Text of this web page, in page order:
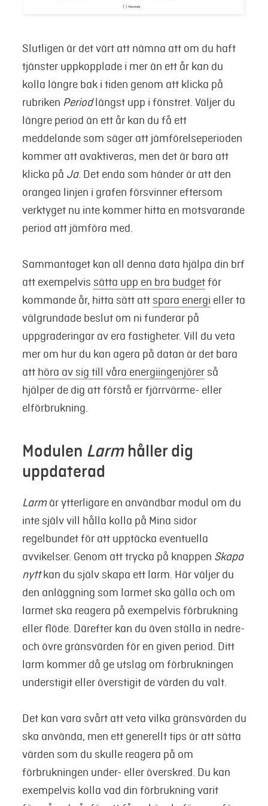
Slutligen är det värt att nämna att om du haft
tjänster uppkopplade i mer än ett år kan du
kolla längre bak i tiden genom att klicka på
rubriken Periodlängst upp i fönstret. Väljer du
längre period än ett år kan du få ett
meddelande som säger att jämförelseperioden
kommer att avaktiveras, men det är bara att
klicka på Ja. Det enda som händer är att den
orangea linjen i grafen försvinner eftersom
verktyget nu inte kommer hitta en motsvarande
period att jämföra med.
Sammantaget kan all denna data hjälpa din brf
att exempelvis sätta upp en bra budgetför
kommande år, hitta sätt att spara energi eller ta
välgrundade beslut om ni funderar på
uppgraderingar av era fastigheter. Vill du veta
mer om hur du kan agera på datan är det bara
att höra av sig till våra energiingenjörerså
hjälper de dig att förstå er fjärrvärme- eller
elförbrukning.
Modulen Larmhåller dig
uppdaterad
Larmär ytterligare en användbar modul om du
inte själv vill hålla kolla på Mina sidor
regelbundet för att upptäcka eventuella
avvikelser. Genom att trycka på knappen Skapa
nyttkan du själv skapa ett larm. Här väljer du
den anläggning som larmet ska gälla och om
larmet ska reagera på exempelvis förbrukning
eller flöde. Därefter kan du även ställa in nedre-
och övre gränsvärden för en given period. Ditt
larm kommer då ge utslag om förbrukningen
understigit eller överstigit de värden du valt.
Det kan vara svårt att veta vilka gränsvärden du
ska använda, men ett generellt tips är att sätta
värden som du skulle reagera på om
förbrukningen under- eller överskred. Du kan
exempelvis kolla vad din förbrukning varit